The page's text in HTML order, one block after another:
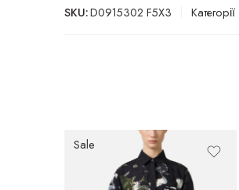
SKU:D0915302 F5X3 Категорії
Sale